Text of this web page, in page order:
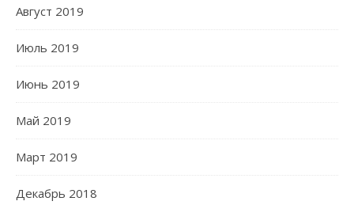
Август 2019
Июль 2019
Июнь 2019
Май 2019
Март 2019
Декабрь 2018